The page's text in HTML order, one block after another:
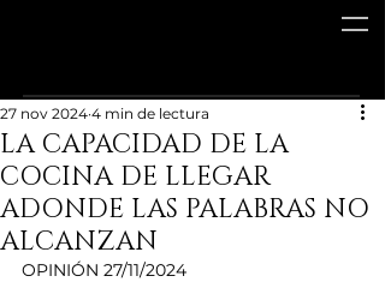
LA CAPACIDAD DE LA
COCINA DE LLEGAR
ADONDE LAS PALABRAS NO
ALCANZAN
27 nov 2024 4 min de lectura
OPINIÓN 27/11/2024